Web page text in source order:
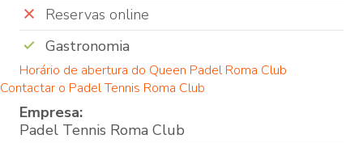
Reservas online
Gastronomia
Horário de abertura do Queen Padel Roma Club
Contactar o Padel Tennis Roma Club
Empresa:
Padel Tennis Roma Club